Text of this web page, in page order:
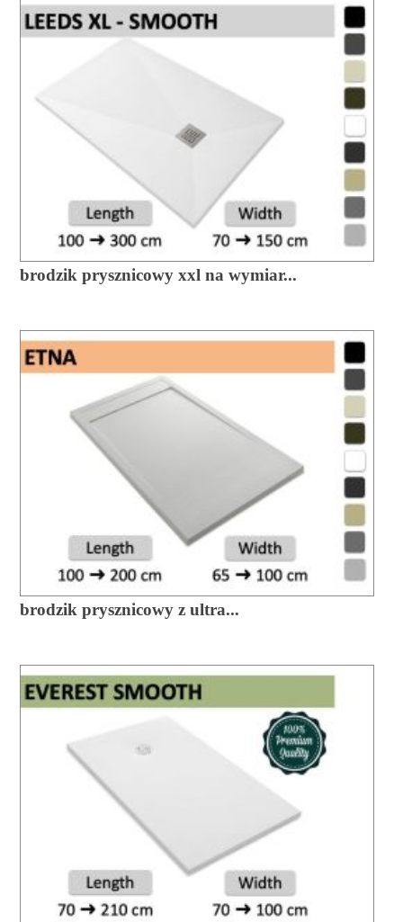
brodzik prysznicowy xxl na wymiar...
brodzik prysznicowy z ultra...